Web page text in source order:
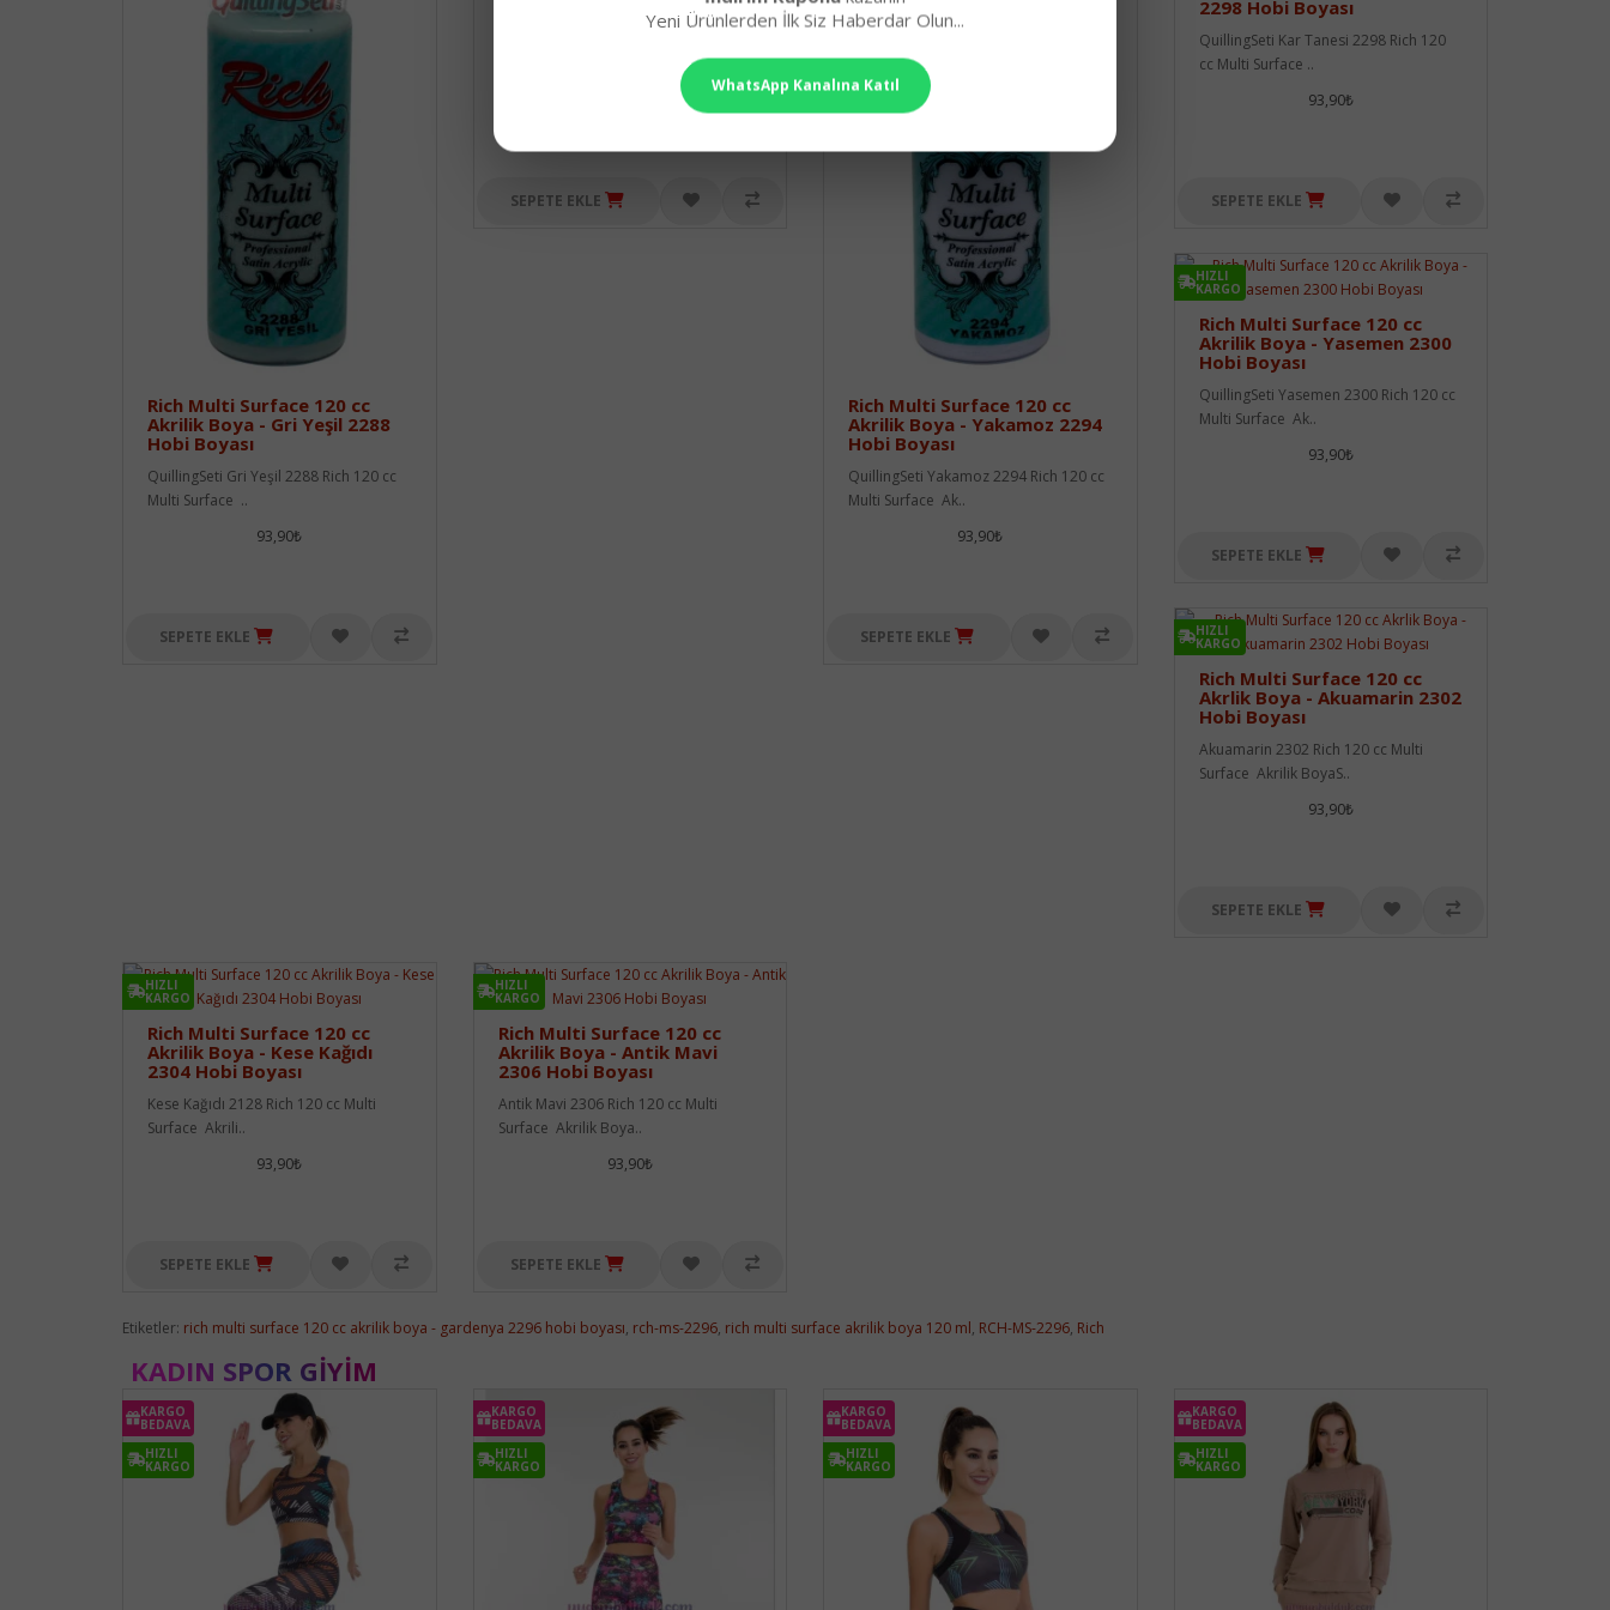
Rich Multi Surface 120 cc
Akrilik Boya - Gri Yeşil 2288
Hobi Boyası
QuillingSeti Gri Yeşil 2288 Rich 120 cc
Multi Surface ..
93,90₺
SEPETE EKLE
SEPETE EKLE
Rich Multi Surface 120 cc
Akrilik Boya - Yakamoz 2294
Hobi Boyası
QuillingSeti Yakamoz 2294 Rich 120 cc
Multi Surface Ak..
93,90₺
SEPETE EKLE
2298 Hobi Boyası
QuillingSeti Kar Tanesi 2298 Rich 120
cc Multi Surface ..
93,90₺
SEPETE EKLE
HIZLI
KARGO
Rich Multi Surface 120 cc
Akrilik Boya - Yasemen 2300
Hobi Boyası
QuillingSeti Yasemen 2300 Rich 120 cc
Multi Surface Ak..
93,90₺
SEPETE EKLE
HIZLI
KARGO
Rich Multi Surface 120 cc
Akrlik Boya - Akuamarin 2302
Hobi Boyası
Akuamarin 2302 Rich 120 cc Multi
Surface Akrilik BoyaS..
93,90₺
SEPETE EKLE
HIZLI
KARGO
Rich Multi Surface 120 cc
Akrilik Boya - Kese Kağıdı
2304 Hobi Boyası
Kese Kağıdı 2128 Rich 120 cc Multi
Surface Akrili..
93,90₺
SEPETE EKLE
HIZLI
KARGO
Rich Multi Surface 120 cc
Akrilik Boya - Antik Mavi
2306 Hobi Boyası
Antik Mavi 2306 Rich 120 cc Multi
Surface Akrilik Boya..
93,90₺
SEPETE EKLE
Etiketler: rich multi surface 120 cc akrilik boya - gardenya 2296 hobi boyası, rch-ms-2296, rich multi surface akrilik boya 120 ml, RCH-MS-2296, Rich
KADIN SPOR GIYIM
KARGO
BEDAVA
HIZLI
KARGO
KARGO
BEDAVA
HIZLI
KARGO
KARGO
BEDAVA
HIZLI
KARGO
KARGO
BEDAVA
HIZLI
KARGO
Yeni Ürünlerden İlk Siz Haberdar Olun...
WhatsApp Kanalına Katıl